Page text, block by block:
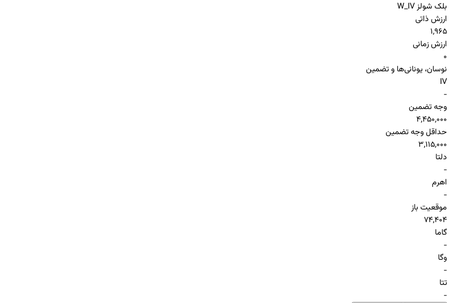
بلک شولز W_IV
ارزش ذاتی
1,965
ارزش زمانی
0
نوسان، یونانی‌ها و تضمین
IV
-
وجه تضمین
4,450,000
حداقل وجه تضمین
3,115,000
دلتا
-
اهرم
-
موقعیت باز
74,404
گاما
-
وگا
-
تتا
-